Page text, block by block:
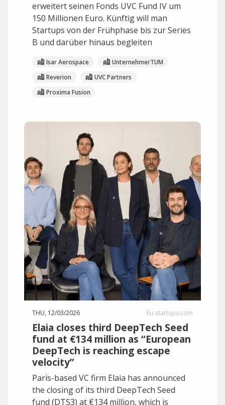
erweitert seinen Fonds UVC Fund IV um
150 Millionen Euro. Künftig will man
Startups von der Frühphase bis zur Series
B und darüber hinaus begleiten
Isar Aerospace
UnternehmerTUM
Reverion
UVC Partners
Proxima Fusion
THU, 12/03/2026 Eu-startups.com
Elaia closes third DeepTech Seed
fund at €134 million as “European
DeepTech is reaching escape
velocity”
Paris-based VC firm Elaia has announced
the closing of its third DeepTech Seed
fund (DTS3) at €134 million, which is